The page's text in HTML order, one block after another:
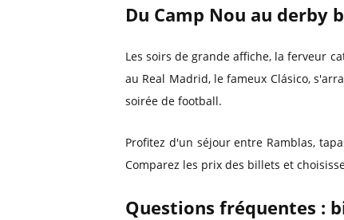
Du Camp Nou au derby
Les soirs de grande affiche, la ferveur
au Real Madrid, le fameux Clásico,
soirée de football.
Profitez d'un séjour entre Ramblas,
Comparez les prix des billets et
Questions fréquentes :